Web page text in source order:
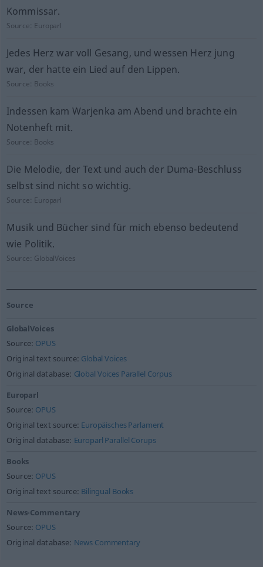
Kommissar.
Source: Europarl
Jedes Herz war voll Gesang, und wessen Herz jung
war, der hatte ein Lied auf den Lippen.
Source: Books
Indessen kam Warjenka am Abend und brachte ein
Notenheft mit.
Source: Books
Die Melodie, der Text und auch der Duma-Beschluss
selbst sind nicht so wichtig.
Source: Europarl
Musik und Bücher sind für mich ebenso bedeutend
wie Politik.
Source: GlobalVoices
Source
GlobalVoices
Source: OPUS
Original text source: Global Voices
Original database: Global Voices Parallel Corpus
Europarl
Source: OPUS
Original text source: Europäisches Parlament
Original database: Europarl Parallel Corups
Books
Source: OPUS
Original text source: Bilingual Books
News-Commentary
Source: OPUS
Original database: News Commentary